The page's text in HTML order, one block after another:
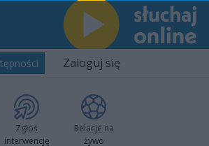
Zaloguj się
Zgłoś
interwencję
Relacje na
żywo